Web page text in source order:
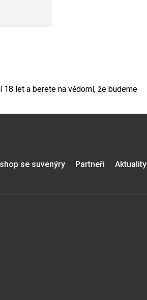
let a berete na vědomí, že budeme
se suvenýry Partneři Aktuality